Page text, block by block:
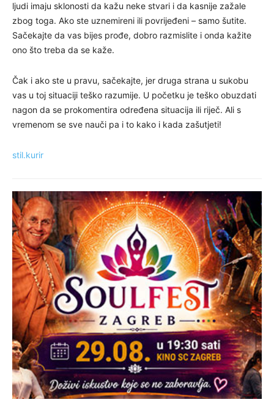
ljudi imaju sklonosti da kažu neke stvari i da kasnije zažale
zbog toga. Ako ste uznemireni ili povrijeđeni – samo šutite.
Sačekajte da vas bijes prođe, dobro razmislite i onda kažite
ono što treba da se kaže.
Čak i ako ste u pravu, sačekajte, jer druga strana u sukobu
vas u toj situaciji teško razumije. U početku je teško obuzdati
nagon da se prokomentira određena situacija ili riječ. Ali s
vremenom se sve nauči pa i to kako i kada zašutjeti!
stil.kurir